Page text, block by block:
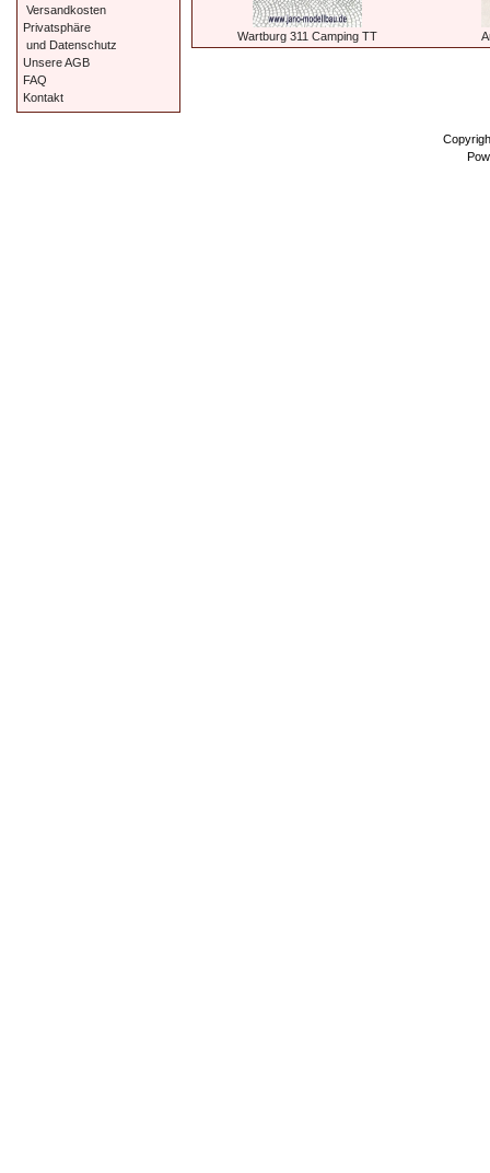
Wartburg 311 Camping TT
Versandkosten
Privatsphäre
und Datenschutz
Unsere AGB
FAQ
Kontakt